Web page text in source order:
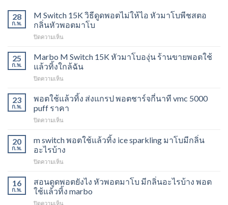
28
ก.พ.
M Switch 15K วิธีดูดพอตไม่ให้ไอ หัวมาโบพีชสตอ
กลิ่นหัวพอตมาโบ
ปิดความเห็น
Switch
15K
วิธี
ดูด
ไม่
ให้
หัว
โบ
พีช
พอ
ตมา
25
ก.พ.
Marbo M Switch 15K หัวมาโบองุ่น ร้านขายพอตใช้
แล้วทิ้งใกล้ฉัน
ปิดความเห็น
M
15K
หัว
โบ
องุ่น
ขาย
ใช้
แล้ว
23
ก.พ.
พอตใช้แล้วทิ้ง ส่งแกรป พอตชาร์จกี่นาที vmc 5000
puff ราคา
ปิดความเห็น
ทิ้ง
ส่ง
พอต
ชาร์จ
20
ก.พ.
m switch พอตใช้แล้วทิ้ง ice sparkling มาโบมีกลิ่น
อะไรบ้าง
ปิดความเห็น
switch
พอต
ใช้
16
ก.พ.
สอนดูดพอตยังไง หัวพอตมาโบ มีกลิ่นอะไรบ้าง พอต
ใช้แล้วทิ้ง marbo
ปิดความเห็น